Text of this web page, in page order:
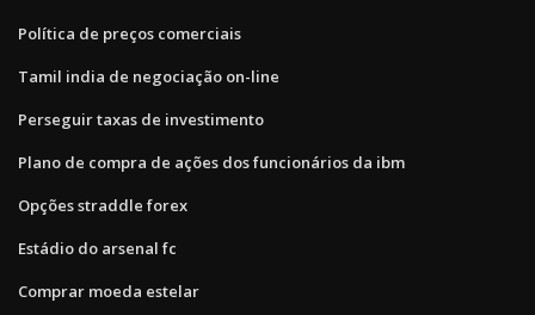
Política de preços comerciais
Tamil india de negociação on-line
Perseguir taxas de investimento
Plano de compra de ações dos funcionários da ibm
Opções straddle forex
Estádio do arsenal fc
Comprar moeda estelar